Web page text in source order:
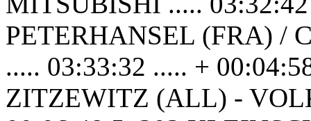
PETERHANSEL (FRA) /
..... 03:33:32 ..... +
ZITZEWITZ (ALL) -